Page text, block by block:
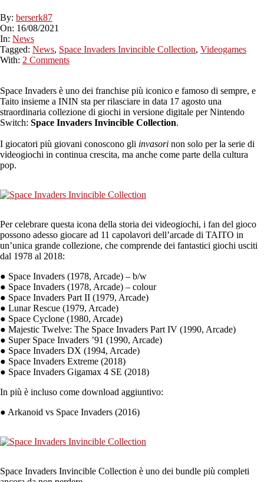
By: berserk87
On: 16/08/2021
In: News
Tagged: News, Space Invaders Invincible Collection, Videogames
With: 2 Comments
Space Invaders è uno dei franchise più iconico e famoso di sempre, e
Taito insieme a ININ sta per rilasciare in data 17 agosto una
straordinaria collezione di giochi in versione digitale per Nintendo
Switch: Space Invaders Invincible Collection.
I giocatori più giovani conoscono gli invasori non solo per la serie di
videogiochi in continua crescita, ma anche come parte della cultura
pop.
Per celebrare questa icona della storia dei videogiochi, i fan del gioco
possono adesso giocare ad 11 capolavori dell’arcade di TAITO in
un’unica grande collezione, che comprende dei fantastici giochi usciti
dal 1978 al 2018:
● Space Invaders (1978, Arcade) – b/w
● Space Invaders (1978, Arcade) – colour
● Space Invaders Part II (1979, Arcade)
● Lunar Rescue (1979, Arcade)
● Space Cyclone (1980, Arcade)
● Majestic Twelve: The Space Invaders Part IV (1990, Arcade)
● Super Space Invaders ’91 (1990, Arcade)
● Space Invaders DX (1994, Arcade)
● Space Invaders Extreme (2018)
● Space Invaders Gigamax 4 SE (2018)
In più è incluso come download aggiuntivo:
● Arkanoid vs Space Invaders (2016)
Space Invaders Invincible Collection è uno dei bundle più completi